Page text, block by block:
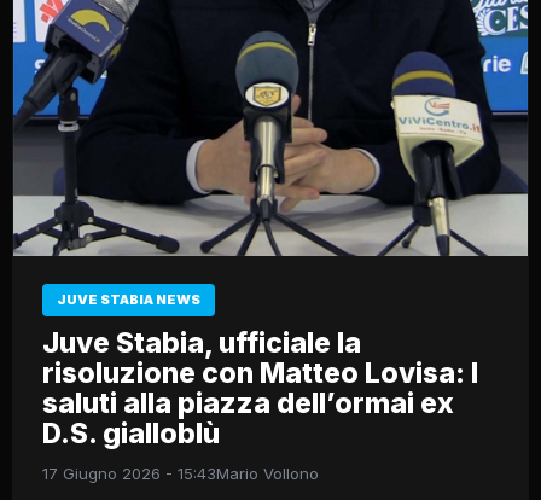
JUVE STABIA NEWS
Juve Stabia, ufficiale la
risoluzione con Matteo Lovisa: I
saluti alla piazza dell’ormai ex
D.S. gialloblù
17 Giugno 2026 - 15:43Mario Vollono